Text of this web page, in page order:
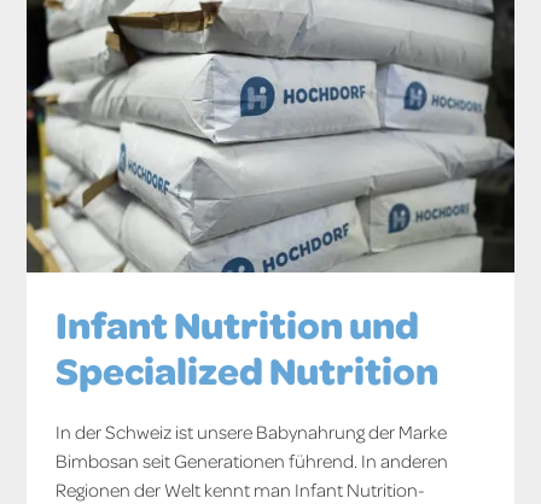
Infant Nutrition und
Specialized Nutrition
In der Schweiz ist unsere Babynahrung der Marke
Bimbosan seit Generationen führend. In anderen
Regionen der Welt kennt man Infant Nutrition-